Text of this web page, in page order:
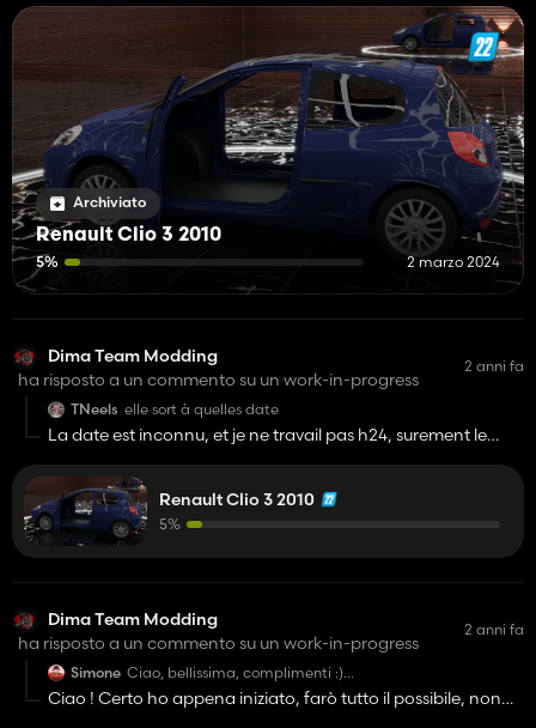
Archiviato
Renault Clio 3 2010
5% 2 marzo 2024
Dima Team Modding
ha risposto a un commento su un work-in-progress
2 anni fa
TNeels elle sort à quelles date
La date est inconnu, et je ne travail pas h24, surement le
uniquement pour moi histoire que je vérifie des bugs etc... Et
après en DL.
Avec plaisir !
Renault Clio 3 2010
5%
Dima Team Modding
ha risposto a un commento su un work-in-progress
2 anni fa
Simone Ciao, bellissima, complimenti :)
Questo è solo un desiderio, non sentirti obbligato ecc, ma
Ciao ! Certo ho appena iniziato, farò tutto il possibile, non